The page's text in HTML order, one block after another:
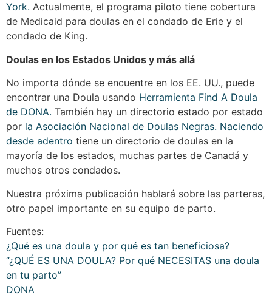
York. Actualmente, el programa piloto tiene cobertura
de Medicaid para doulas en el condado de Erie y el
condado de King.
Doulas en los Estados Unidos y más allá
No importa dónde se encuentre en los EE. UU., puede
encontrar una Doula usando Herramienta Find A Doula
de DONA. También hay un directorio estado por estado
por la Asociación Nacional de Doulas Negras. Naciendo
desde adentro tiene un directorio de doulas en la
mayoría de los estados, muchas partes de Canadá y
muchos otros condados.
Nuestra próxima publicación hablará sobre las parteras,
otro papel importante en su equipo de parto.
Fuentes:
¿Qué es una doula y por qué es tan beneficiosa?
“¿QUÉ ES UNA DOULA? Por qué NECESITAS una doula
en tu parto”
DONA